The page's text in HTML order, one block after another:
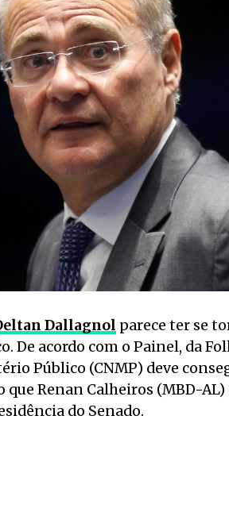
Dallagnol parece ter se
De acordo com o Painel, da
Público (CNMP) deve
Renan Calheiros (MBD-AL)
do Senado.